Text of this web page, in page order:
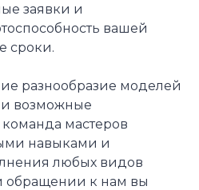
заявки и
вашей
сроки.
разнообразие моделей
возможные
мастеров
навыками и
любых видов
обращении к нам вы